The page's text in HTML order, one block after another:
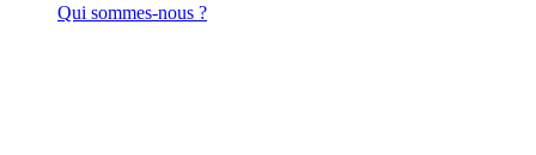
Qui sommes-nous ?